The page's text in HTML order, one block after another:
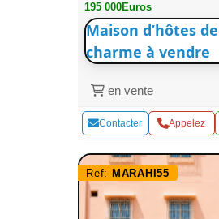
195 000Euros
Maison d’hôtes de
charme à vendre
en vente
Contacter Appelez
Ref: MARAHI55